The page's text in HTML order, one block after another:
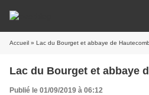
Accueil » Lac du Bourget et abbaye de
Lac du Bourget et abbaye
Publié le 01/09/2019 à 06:12